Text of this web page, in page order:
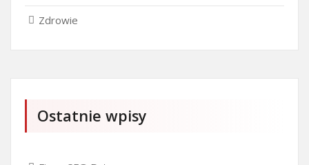
Zdrowie
Ostatnie wpisy